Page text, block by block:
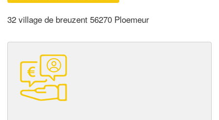
32 village de breuzent 56270 Ploemeur